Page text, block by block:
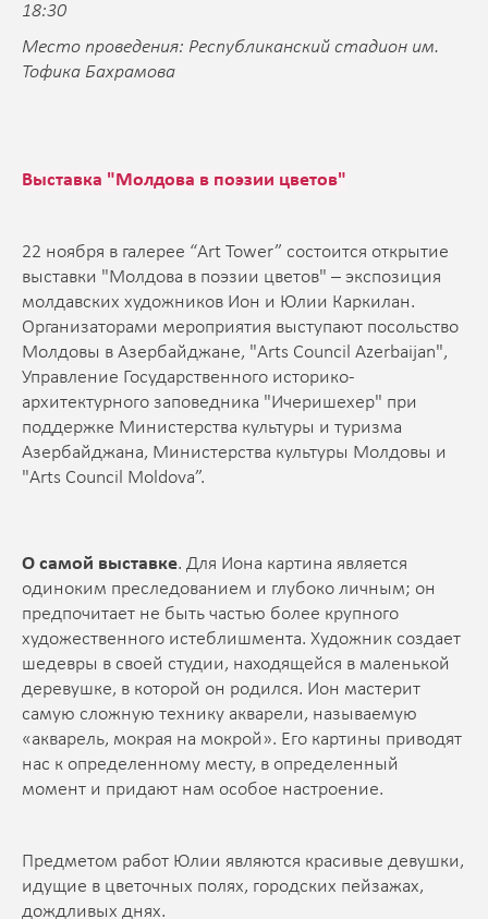
18:30
Место проведения: Республиканский стадион им.
Тофика Бахрамова
Выставка "Молдова в поэзии цветов"
22 ноября в галерее “Art Tower” состоится открытие
выставки "Молдова в поэзии цветов" – экспозиция
молдавских художников Ион и Юлии Каркилан.
Организаторами мероприятия выступают посольство
Молдовы в Азербайджане, "Arts Council Azerbaijan",
Управление Государственного историко-
архитектурного заповедника "Ичеришехер" при
поддержке Министерства культуры и туризма
Азербайджана, Министерства культуры Молдовы и
"Arts Council Moldova”.
О самой выставке. Для Иона картина является
одиноким преследованием и глубоко личным; он
предпочитает не быть частью более крупного
художественного истеблишмента. Художник создает
шедевры в своей студии, находящейся в маленькой
деревушке, в которой он родился. Ион мастерит
самую сложную технику акварели, называемую
«акварель, мокрая на мокрой». Его картины приводят
нас к определенному месту, в определенный
момент и придают нам особое настроение.
Предметом работ Юлии являются красивые девушки,
идущие в цветочных полях, городских пейзажах,
дождливых днях.